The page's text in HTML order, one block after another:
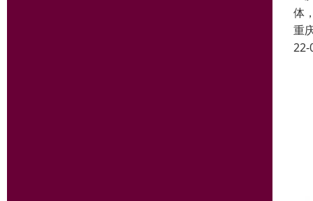
体
重
22-